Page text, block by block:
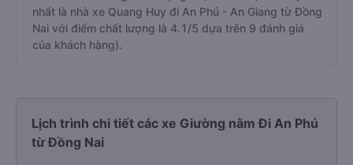
Trả lời: Những hãng có loại xe Giường nằm đi Đồng Nai
An Phú - An Giang chất lượng tốt, xuất sắc, cao cấp